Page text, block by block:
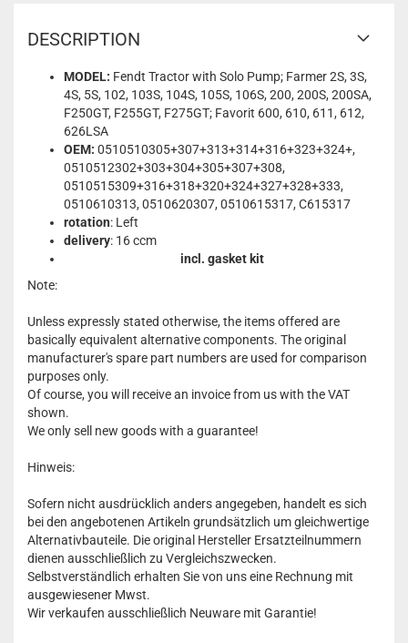
DESCRIPTION
MODEL: Fendt Tractor with Solo Pump; Farmer 2S, 3S,
4S, 5S, 102, 103S, 104S, 105S, 106S, 200, 200S, 200SA,
F250GT, F255GT, F275GT; Favorit 600, 610, 611, 612,
626LSA
OEM: 0510510305+307+313+314+316+323+324+,
0510512302+303+304+305+307+308,
0510515309+316+318+320+324+327+328+333,
0510610313, 0510620307, 0510615317, C615317
rotation: Left
delivery: 16 ccm
incl. gasket kit
Note:
Unless expressly stated otherwise, the items offered are
basically equivalent alternative components. The original
manufacturer's spare part numbers are used for comparison
purposes only.
Of course, you will receive an invoice from us with the VAT
shown.
We only sell new goods with a guarantee!
Hinweis:
Sofern nicht ausdrücklich anders angegeben, handelt es sich
bei den angebotenen Artikeln grundsätzlich um gleichwertige
Alternativbauteile. Die original Hersteller Ersatzteilnummern
dienen ausschließlich zu Vergleichszwecken.
Selbstverständlich erhalten Sie von uns eine Rechnung mit
ausgewiesener Mwst.
Wir verkaufen ausschließlich Neuware mit Garantie!